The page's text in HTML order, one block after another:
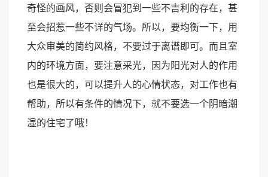
奇怪的画风，否则会冒犯到一些不吉利的存在，甚
至会招惹一些不详的气场。所以，要均衡一下，用
大众审美的简约风格，不要过于离谱即可。而且室
内的环境方面，要注意采光，因为阳光对人的作用
也是很大的，可以提升人的心情状态，对工作也有
帮助，所以有条件的情况下，就不要选一个阴暗潮
湿的住宅了哦！